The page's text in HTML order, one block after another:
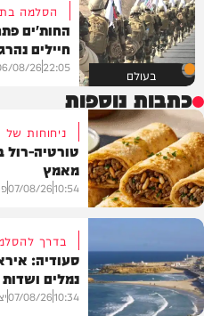
בעולם
הסלמה
החות'ים
חיילים
22:05
08/26
כתבות נוספות
מתכונים
ניחוחות
טורטיה-רול
מאמץ
10:54
07/08/26
בדרך
סעודיה:
נמלים
10:34
07/08/26